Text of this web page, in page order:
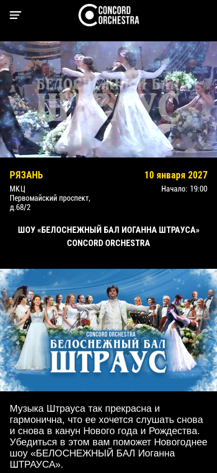
РЯЗАНЬ 10 января 2027
МКЦ
Первомайский проспект,
д.68/2
Начало: 19:00
ШОУ «БЕЛОСНЕЖНЫЙ БАЛ ИОГАННА ШТРАУСА»
CONCORD ORCHESTRA
Музыка Штрауса так прекрасна и
гармонична, что ее хочется слушать снова
и снова в канун Нового года и Рождества.
Убедиться в этом вам поможет Новогоднее
шоу «БЕЛОСНЕЖНЫЙ БАЛ Иоганна
ШТРАУСА».